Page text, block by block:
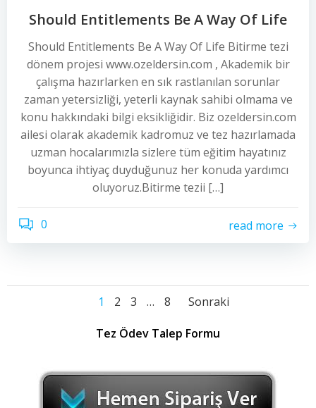
Should Entitlements Be A Way Of Life
Should Entitlements Be A Way Of Life Bitirme tezi
dönem projesi www.ozeldersin.com , Akademik bir
çalışma hazırlarken en sık rastlanılan sorunlar
zaman yetersizliği, yeterli kaynak sahibi olmama ve
konu hakkındaki bilgi eksikliğidir. Biz ozeldersin.com
ailesi olarak akademik kadromuz ve tez hazırlamada
uzman hocalarımızla sizlere tüm eğitim hayatınız
boyunca ihtiyaç duyduğunuz her konuda yardımcı
oluyoruz.Bitirme tezii […]
0 read more
Yazı
dolaşımı
Yazı
dolaşımı
Sayfa
1 Sayfa
2 Sayfa
3 … Sayfa
8
Yazı
dolaşımı
Sonraki
Tez Ödev Talep Formu